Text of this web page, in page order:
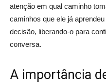
atenção em qual caminho
caminhos que ele já
decisão, liberando-o para
conversa.
A importância